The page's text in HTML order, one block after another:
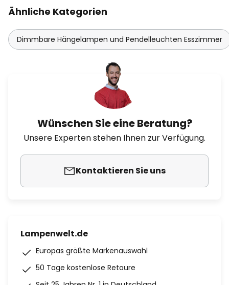
Ähnliche Kategorien
Dimmbare Hängelampen und Pendelleuchten Esszimmer
Wünschen Sie eine Beratung?
Unsere Experten stehen Ihnen zur Verfügung.
Kontaktieren Sie uns
Lampenwelt.de
Europas größte Markenauswahl
50 Tage kostenlose Retoure